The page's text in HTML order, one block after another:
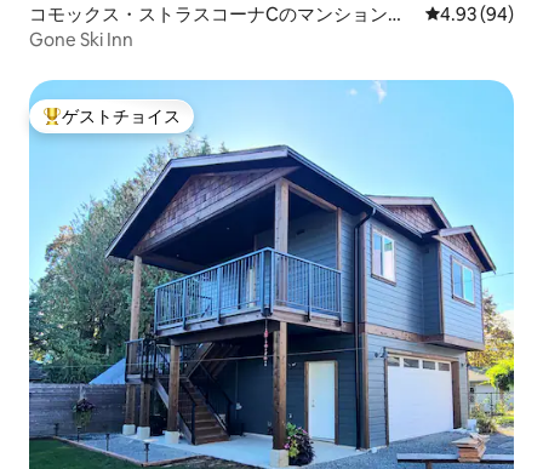
コモックス・ストラスコーナCのマンション・
アパート
レビュー94
4.93 (94)
Gone Ski Inn
大好評のゲストチョイスです。
ゲストチョイス